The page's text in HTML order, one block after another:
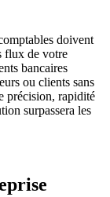
doivent
flux de votre
bancaires
ou clients sans
précision, rapidité
surpassera les